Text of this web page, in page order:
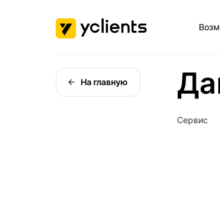
На главную
Сервис